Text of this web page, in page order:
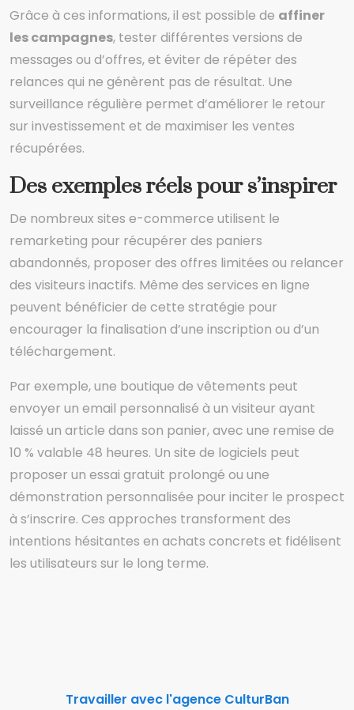
Grâce à ces informations, il est possible de affiner
les campagnes, tester différentes versions de
messages ou d’offres, et éviter de répéter des
relances qui ne génèrent pas de résultat. Une
surveillance régulière permet d’améliorer le retour
sur investissement et de maximiser les ventes
récupérées.
Des exemples réels pour s’inspirer
De nombreux sites e-commerce utilisent le
remarketing pour récupérer des paniers
abandonnés, proposer des offres limitées ou relancer
des visiteurs inactifs. Même des services en ligne
peuvent bénéficier de cette stratégie pour
encourager la finalisation d’une inscription ou d’un
téléchargement.
Par exemple, une boutique de vêtements peut
envoyer un email personnalisé à un visiteur ayant
laissé un article dans son panier, avec une remise de
10 % valable 48 heures. Un site de logiciels peut
proposer un essai gratuit prolongé ou une
démonstration personnalisée pour inciter le prospect
à s’inscrire. Ces approches transforment des
intentions hésitantes en achats concrets et fidélisent
les utilisateurs sur le long terme.
Travailler avec l'agence CulturBan